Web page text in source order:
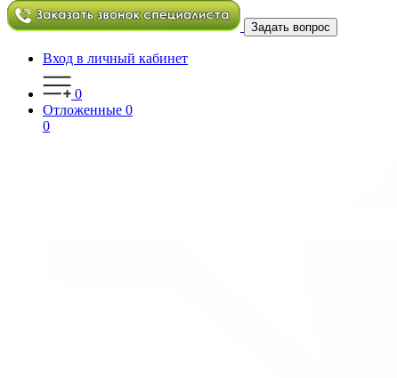
Задать вопрос
Вход в личный кабинет
0
Отложенные 0
0